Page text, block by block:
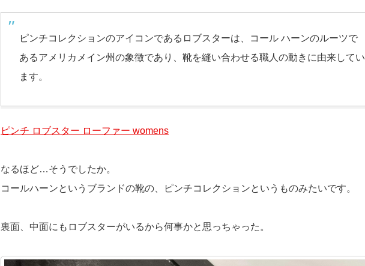
ピンチコレクションのアイコンであるロブスターは、コール ハーンのルーツで
あるアメリカメイン州の象徴であり、靴を縫い合わせる職人の動きに由来してい
ます。
ピンチ ロブスター ローファー womens
なるほど…そうでしたか。
コールハーンというブランドの靴の、ピンチコレクションというものみたいです。
裏面、中面にもロブスターがいるから何事かと思っちゃった。